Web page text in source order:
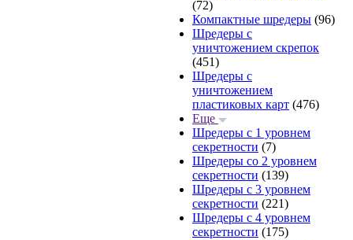
(72)
Компактные шредеры (96)
Шредеры с
уничтожением скрепок
(451)
Шредеры с
уничтожением
пластиковых карт (476)
Еще
Шредеры с 1 уровнем
секретности (7)
Шредеры со 2 уровнем
секретности (139)
Шредеры с 3 уровнем
секретности (221)
Шредеры с 4 уровнем
секретности (175)